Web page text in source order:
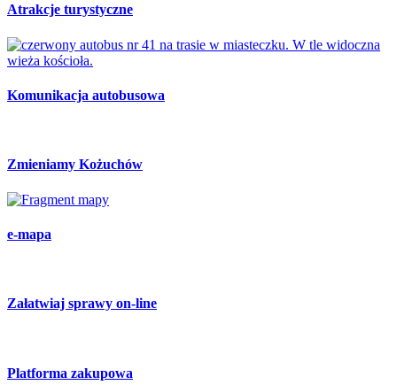
Atrakcje turystyczne
Komunikacja autobusowa
Zmieniamy Kożuchów
e-mapa
Załatwiaj sprawy on-line
Platforma zakupowa